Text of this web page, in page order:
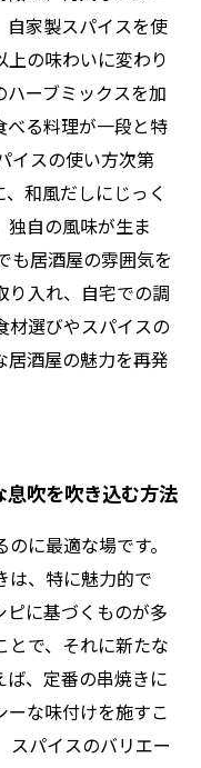
自家製スパイスを使
上の味わいに変わり
ハーブミックスを加
べる料理が一段と特
イスの使い方次第
和風だしにじっく
独自の風味が生ま
も居酒屋の雰囲気を
り入れ、自宅での調
材選びやスパイスの
居酒屋の魅力を再発
吹を吹き込む方法
に最適な場です。
は、特に魅力的で
ピに基づくものが多
とで、それに新たな
ば、定番の串焼きに
ーな味付けを施すこ
スパイスのバリエー